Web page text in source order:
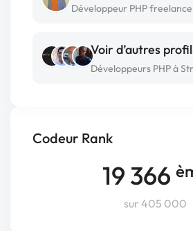
Codeur Rank
19 366
sur 405 000
Développeur PHP
Voir d’autres
Développeurs PHP à